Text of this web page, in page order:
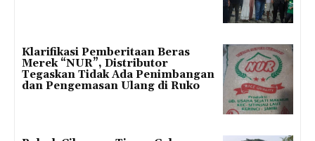
Klarifikasi Pemberitaan Beras
Merek “NUR”, Distributor
Tegaskan Tidak Ada Penimbangan
dan Pengemasan Ulang di Ruko